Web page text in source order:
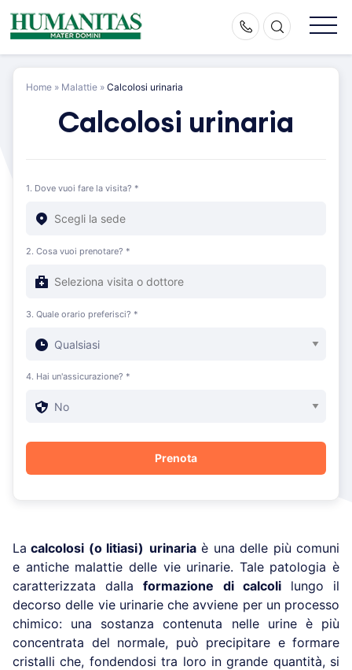
Skip
to
Home » Malattie » Calcolosi urinaria
Calcolosi urinaria
1. Dove vuoi fare la visita? *
2. Cosa vuoi prenotare? *
3. Quale orario preferisci? *
4. Hai un'assicurazione? *
La calcolosi (o litiasi) urinariaè una delle più comuni
e antiche malattie delle vie urinarie. Tale patologia è
caratterizzata dallaformazione di calcolilungo il
decorso delle vie urinarie che avviene per un processo
chimico: una sostanza contenuta nelle urine è più
concentrata del normale, può precipitare e formare
cristalli che, fondendosi tra loro in grande quantità, si